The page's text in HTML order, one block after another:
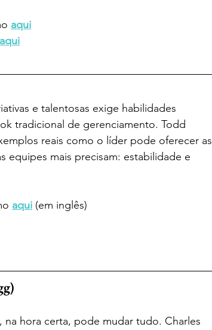
aqui
aqui
e talentosas exige habilidades
tradicional de gerenciamento. Todd
reais como o líder pode oferecer as
equipes mais precisam: estabilidade e
aqui (em inglês)
na hora certa, pode mudar tudo. Charles